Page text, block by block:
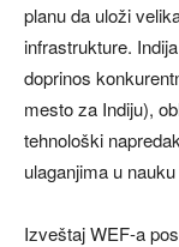
planu da uloži
infrastrukture.
doprinos
mesto za Indiju),
tehnološki
ulaganjima u
Izveštaj WEF-a